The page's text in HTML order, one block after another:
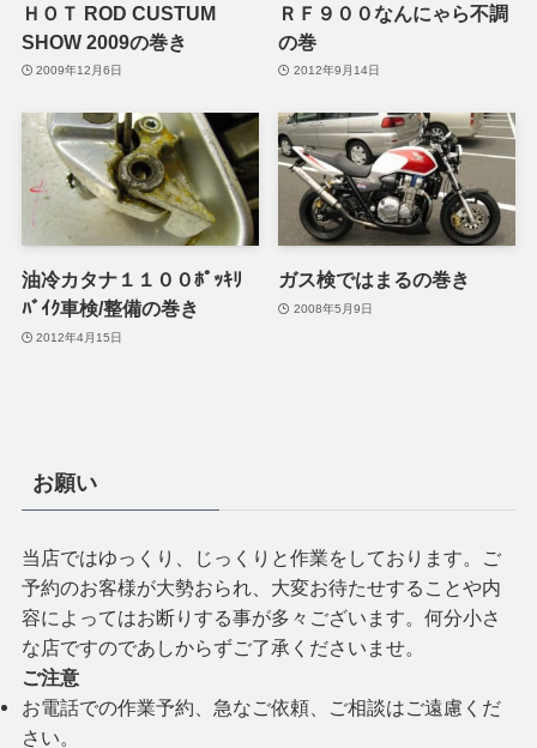
ＨＯＴ ROD CUSTUM
SHOW 2009の巻き
2009年12月6日
ＲＦ９００なんにゃら不調
の巻
2012年9月14日
油冷カタナ１１００ﾎﾟｯｷﾘ
ﾊﾞｲｸ車検/整備の巻き
2012年4月15日
ガス検ではまるの巻き
2008年5月9日
お願い
当店ではゆっくり、じっくりと作業をしております。ご
予約のお客様が大勢おられ、大変お待たせすることや内
容によってはお断りする事が多々ございます。何分小さ
な店ですのであしからずご了承くださいませ。
ご注意
お電話での作業予約、急なご依頼、ご相談はご遠慮くだ
さい。